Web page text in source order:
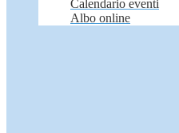
Calendario eventi
Albo online